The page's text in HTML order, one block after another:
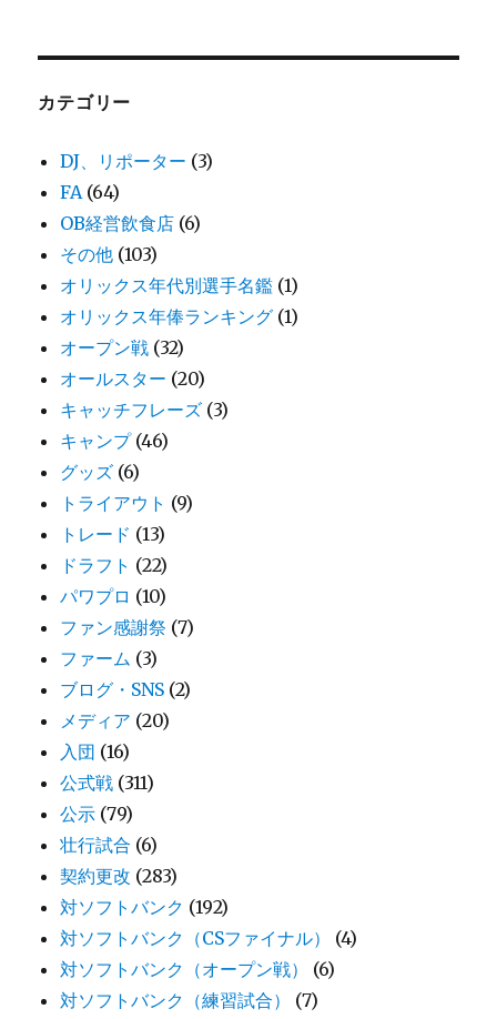
カテゴリー
DJ、リポーター (3)
FA (64)
OB経営飲食店 (6)
その他 (103)
オリックス年代別選手名鑑 (1)
オリックス年俸ランキング (1)
オープン戦 (32)
オールスター (20)
キャッチフレーズ (3)
キャンプ(46)
グッズ (6)
トライアウト (9)
トレード (13)
ドラフト (22)
パワプロ (10)
ファン感謝祭 (7)
ファーム (3)
ブログ・SNS (2)
メディア (20)
入団 (16)
公式戦 (311)
公示 (79)
壮行試合 (6)
契約更改 (283)
対ソフトバンク (192)
対ソフトバンク（CSファイナル）
(4)
対ソフトバンク（オープン戦）
(6)
対ソフトバンク（練習試合）
(7)